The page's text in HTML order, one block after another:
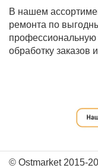
В нашем
ремонта по
профессиональную
обработку заказов
© Ostmarket 2015-